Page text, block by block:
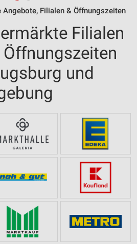
Angebote, Filialen & Öffnungszeiten
Filialen
Öffnungszeiten
und